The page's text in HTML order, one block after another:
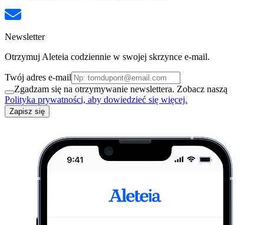
Newsletter
Otrzymuj Aleteia codziennie w swojej skrzynce e-mail.
Twój adres e-mail
Zgadzam się na otrzymywanie newslettera. Zobacz naszą
Polityka prywatności, aby dowiedzieć się więcej.
Zapisz się